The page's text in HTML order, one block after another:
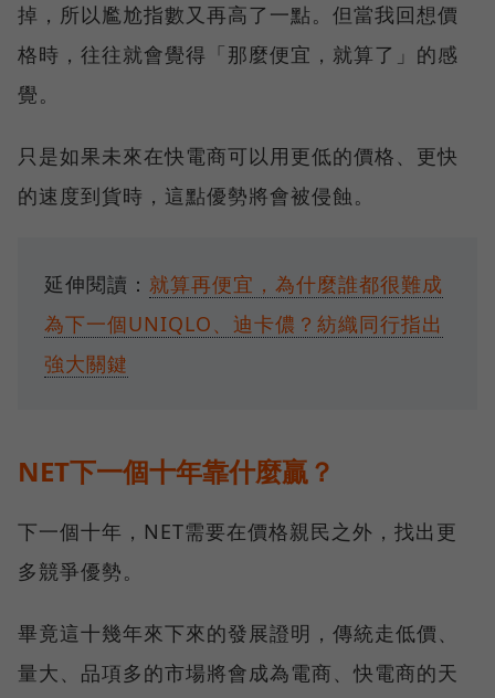
掉，所以尷尬指數又再高了一點。但當我回想價
格時，往往就會覺得「那麼便宜，就算了」的感
覺。
只是如果未來在快電商可以用更低的價格、更快
的速度到貨時，這點優勢將會被侵蝕。
延伸閱讀： 就算再便宜，為什麼誰都很難成
為下一個UNIQLO、迪卡儂？紡織同行指出
強大關鍵
NET下一個十年靠什麼贏？
下一個十年，NET需要在價格親民之外，找出更
多競爭優勢。
畢竟這十幾年來下來的發展證明，傳統走低價、
量大、品項多的市場將會成為電商、快電商的天